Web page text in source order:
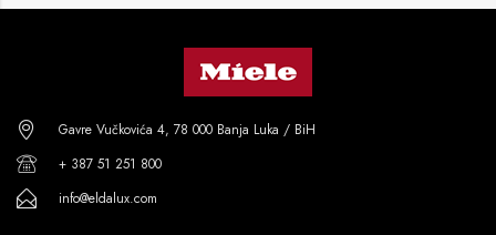
Gavre Vučkovića 4, 78 000 Banja Luka / BiH
+ 387 51 251 800
info@eldalux.com